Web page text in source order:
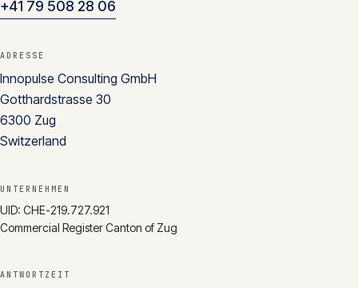
info@innopulse.io+41 79 508 28 06
Gotthardstrasse 30, 6300 Zug
+41 79 508 28 06
ADRESSE
Innopulse Consulting GmbH
Gotthardstrasse 30
6300 Zug
Switzerland
UNTERNEHMEN
UID: CHE-219.727.921
Commercial Register Canton of Zug
ANTWORTZEIT